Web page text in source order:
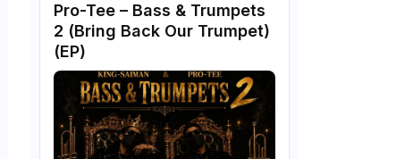
Pro-Tee – Bass & Trumpets
2 (Bring Back Our Trumpet)
(EP)